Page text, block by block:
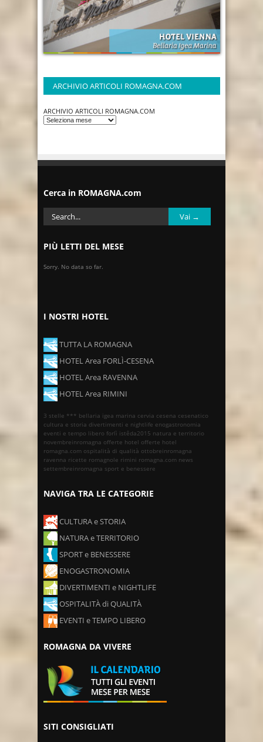
ARCHIVIO ARTICOLI ROMAGNA.COM
ARCHIVIO ARTICOLI ROMAGNA.COM
Cerca in ROMAGNA.com
PIÙ LETTI DEL MESE
Sorry. No data so far.
I NOSTRI HOTEL
TUTTA LA ROMAGNA
HOTEL Area FORLÌ-CESENA
HOTEL Area RAVENNA
HOTEL Area RIMINI
3 stelle *** bellaria igea marina cervia cesena cesenatico
cultura e storia divertimenti e nightlife enogastronomia
eventi e tempo libero forlì istêda2015 natura e territorio
novembreinromagna offerte hotel offerte hotel
romagna.com ospitalità di qualità ottobreinromagna
ravenna ricette romagnole rimini romagna.com news
settembreinromagna sport e benessere
NAVIGA TRA LE CATEGORIE
CULTURA e STORIA
NATURA e TERRITORIO
SPORT e BENESSERE
ENOGASTRONOMIA
DIVERTIMENTI e NIGHTLIFE
OSPITALITÀ di QUALITÀ
EVENTI e TEMPO LIBERO
ROMAGNA DA VIVERE
SITI CONSIGLIATI